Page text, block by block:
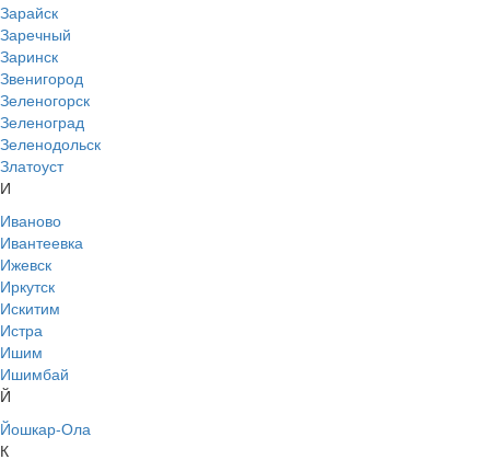
Зарайск
Заречный
Заринск
Звенигород
Зеленогорск
Зеленоград
Зеленодольск
Златоуст
И
Иваново
Ивантеевка
Ижевск
Иркутск
Искитим
Истра
Ишим
Ишимбай
Й
Йошкар-Ола
К